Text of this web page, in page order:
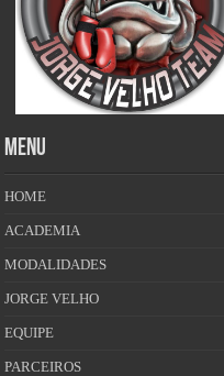
MENU
HOME
ACADEMIA
MODALIDADES
JORGE VELHO
EQUIPE
PARCEIROS